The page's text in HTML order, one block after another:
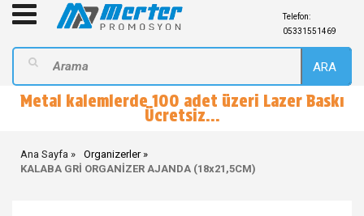
Telefon:
05331551469
ARA
Metal kalemlerde 100 adet üzeri Lazer Baskı
Ücretsiz...
Ana Sayfa
Organizerler
KALABA GRİ ORGANİZER AJANDA (18x21,5CM)